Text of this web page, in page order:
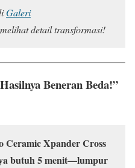
Galeri
detail transformasi!
Beneran Beda!”
Ceramic Xpander Cross
butuh 5 menit—lumpur